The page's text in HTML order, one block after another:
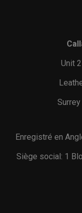
Unit
Enregistré en
Siège social: 1